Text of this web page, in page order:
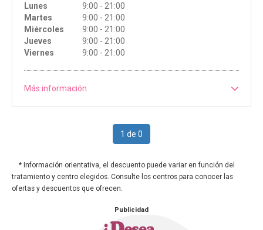
Lunes
9:00 - 21:00
Martes
9:00 - 21:00
Miércoles
9:00 - 21:00
Jueves
9:00 - 21:00
Viernes
9:00 - 21:00
Más información
1 de 0
* Información orientativa, el descuento puede variar en función del
tratamiento y centro elegidos. Consulte los centros para conocer las
ofertas y descuentos que ofrecen.
Publicidad